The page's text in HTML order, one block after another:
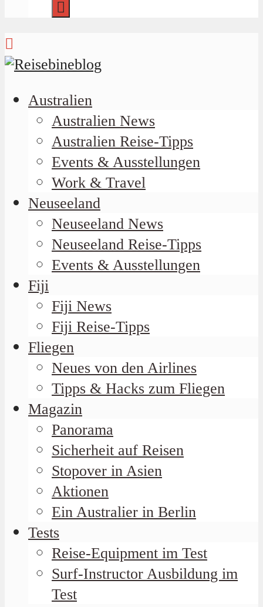
Australien
Australien News
Australien Reise-Tipps
Events & Ausstellungen
Work & Travel
Neuseeland
Neuseeland News
Neuseeland Reise-Tipps
Events & Ausstellungen
Fiji
Fiji News
Fiji Reise-Tipps
Fliegen
Neues von den Airlines
Tipps & Hacks zum Fliegen
Magazin
Panorama
Sicherheit auf Reisen
Stopover in Asien
Aktionen
Ein Australier in Berlin
Tests
Reise-Equipment im Test
Surf-Instructor Ausbildung im
Test